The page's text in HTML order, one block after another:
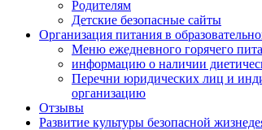
Родителям
Детские безопасные сайты
Организация питания в
Меню ежедневного горячего
информацию о наличии
Перечни юридических лиц и
организацию
Отзывы
Развитие культуры безопасной